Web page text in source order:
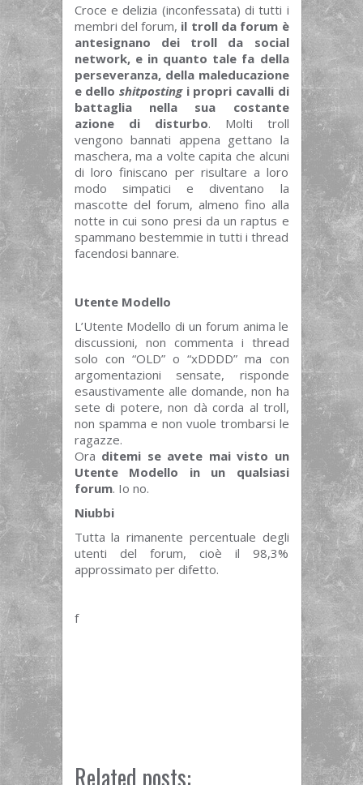
Croce e delizia (inconfessata) di tutti i
membri del forum, il troll da forum è
antesignano dei troll da social
network, e in quanto tale fa della
perseveranza, della maleducazione
e dello shitpostingi propri cavalli di
battaglia nella sua costante
azione di disturbo. Molti troll
vengono bannati appena gettano la
maschera, ma a volte capita che alcuni
di loro finiscano per risultare a loro
modo simpatici e diventano la
mascotte del forum, almeno fino alla
notte in cui sono presi da un raptus e
spammano bestemmie in tutti i thread
facendosi bannare.
Utente Modello
L’Utente Modello di un forum anima le
discussioni, non commenta i thread
solo con “OLD” o “xDDDD” ma con
argomentazioni sensate, risponde
esaustivamente alle domande, non ha
sete di potere, non dà corda al troll,
non spamma e non vuole trombarsi le
ragazze.
Ora ditemi se avete mai visto un
Utente Modello in un qualsiasi
forum. Io no.
Niubbi
Tutta la rimanente percentuale degli
utenti del forum, cioè il 98,3%
approssimato per difetto.
f
Related posts: